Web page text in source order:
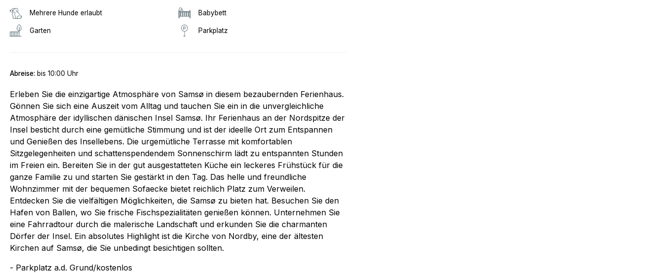
Mehrere Hunde erlaubt Babybett
Garten Parkplatz
Abreise: bis 10:00 Uhr
Erleben Sie die einzigartige Atmosphäre von Samsø in diesem bezaubernden Ferienhaus.
Gönnen Sie sich eine Auszeit vom Alltag und tauchen Sie ein in die unvergleichliche
Atmosphäre der idyllischen dänischen Insel Samsø. Ihr Ferienhaus an der Nordspitze der
Insel besticht durch eine gemütliche Stimmung und ist der ideelle Ort zum Entspannen
und Genießen des Insellebens. Die urgemütliche Terrasse mit komfortablen
Sitzgelegenheiten und schattenspendendem Sonnenschirm lädt zu entspannten Stunden
im Freien ein. Bereiten Sie in der gut ausgestatteten Küche ein leckeres Frühstück für die
ganze Familie zu und starten Sie gestärkt in den Tag. Das helle und freundliche
Wohnzimmer mit der bequemen Sofaecke bietet reichlich Platz zum Verweilen.
Entdecken Sie die vielfältigen Möglichkeiten, die Samsø zu bieten hat. Besuchen Sie den
Hafen von Ballen, wo Sie frische Fischspezialitäten genießen können. Unternehmen Sie
eine Fahrradtour durch die malerische Landschaft und erkunden Sie die charmanten
Dörfer der Insel. Ein absolutes Highlight ist die Kirche von Nordby, eine der ältesten
Kirchen auf Samsø, die Sie unbedingt besichtigen sollten.
- Parkplatz a.d. Grund/kostenlos